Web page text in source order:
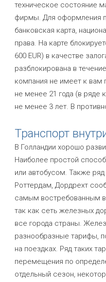
техническое состояние
фирмы. Для оформления
банковская карта,
права. На карте
600 EUR) в качестве
разблокирована в
компания не имеет к вам
не менее 21 года (в ряде
не менее 3 лет. В
Транспорт
В Голландии хорошо
Наиболее простой
или автобусом. Также
Роттердам, Дордрехт
самым востребованным
так как сеть железных
все города страны.
разнообразные тарифы,
на поездках. Ряд таких
перемещения по
отдельный сезон,